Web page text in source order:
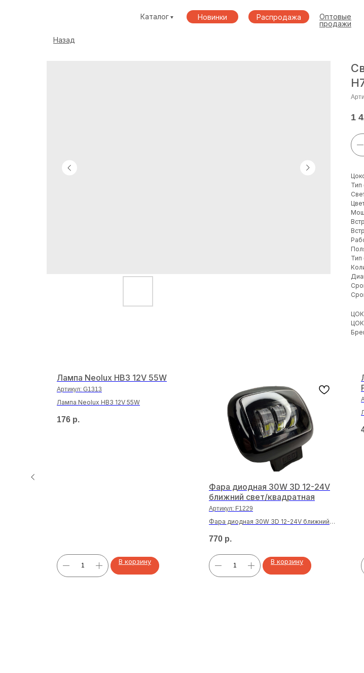
Каталог
Назад
Оптовые
продажи
Распродажа
Новинки
1
Тип
Тип
Лампа Neolux HB3 12V 55W
Артикул: G1313
Лампа Neolux HB3 12V 55W
176 р.
В корзину
Фара диодная 30W 3D 12-24V
ближний свет/квадратная
Артикул: F1229
Фара диодная 30W 3D 12-24V ближний
770 р.
В корзину